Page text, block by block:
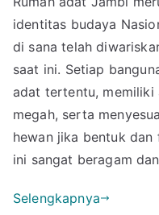
identitas budaya
di sana telah
saat ini. Setiap
adat tertentu, memiliki
megah, serta
hewan jika bentuk
ini sangat beragam
Selengkapnya